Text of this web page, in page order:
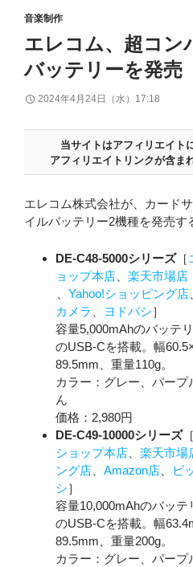
音楽制作
エレコム、超コン
バッテリーを発売
2024年4月24日（水）17:18
当サイトはアフィリエイト
アフィリエイトリンクが含ま
エレコム株式会社が、カード
イルバッテリー2機種を発売す
DE-C48-5000シリーズ［
ョップ本店
楽天市場店
Yahoo!ショッピング店
カメラ
ヨドバシ］
容量5,000mAhのバッテ
のUSB-Cを搭載。幅
89.5mm、重量110g。
カラー：グレー、パー
ん
価格：2,980円
DE-C49-10000シリーズ［
ショップ本店
楽天市場
ング店
Amazon店 ビ
シ］
容量10,000mAhのバッテ
のUSB-Cを搭載。幅
89.5mm、重量200g。
カラー：グレー、パー